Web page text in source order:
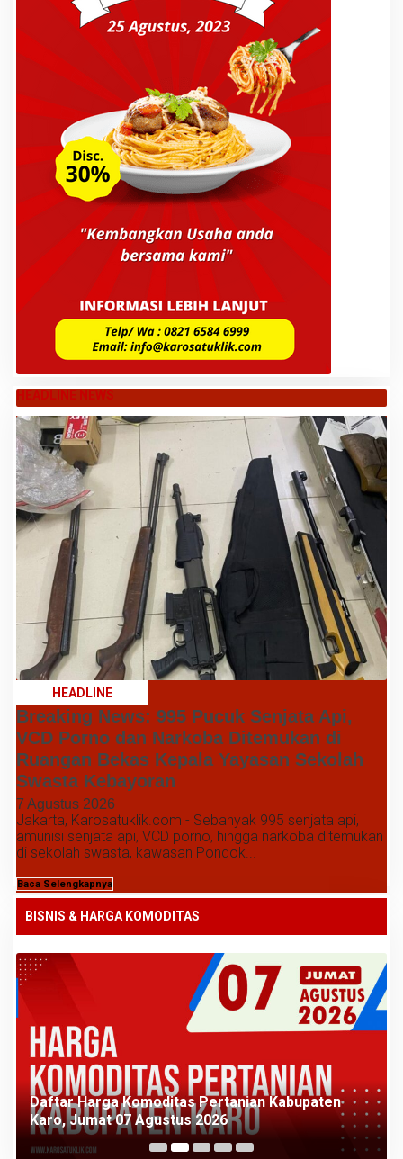
HEADLINE NEWS
HEADLINE
Breaking News: 995 Pucuk Senjata Api,
VCD Porno dan Narkoba Ditemukan di
Ruangan Bekas Kepala Yayasan Sekolah
Swasta Kebayoran
7 Agustus 2026
Jakarta, Karosatuklik.com - Sebanyak 995 senjata api,
amunisi senjata api, VCD porno, hingga narkoba ditemukan
di sekolah swasta, kawasan Pondok...
Baca Selengkapnya
BISNIS & HARGA KOMODITAS
Daftar Harga Komoditas Pertanian Kabupaten
Karo, Jumat 07 Agustus 2026